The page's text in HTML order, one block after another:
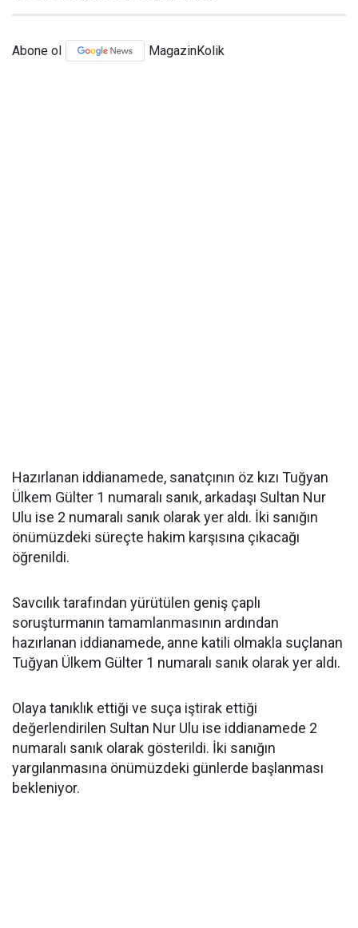
Abone ol MagazinKolik
Hazırlanan iddianamede, sanatçının öz kızı Tuğyan
Ülkem Gülter 1 numaralı sanık, arkadaşı Sultan Nur
Ulu ise 2 numaralı sanık olarak yer aldı. İki sanığın
önümüzdeki süreçte hakim karşısına çıkacağı
öğrenildi.
Savcılık tarafından yürütülen geniş çaplı
soruşturmanın tamamlanmasının ardından
hazırlanan iddianamede, anne katili olmakla suçlanan
Tuğyan Ülkem Gülter 1 numaralı sanık olarak yer aldı.
Olaya tanıklık ettiği ve suça iştirak ettiği
değerlendirilen Sultan Nur Ulu ise iddianamede 2
numaralı sanık olarak gösterildi. İki sanığın
yargılanmasına önümüzdeki günlerde başlanması
bekleniyor.